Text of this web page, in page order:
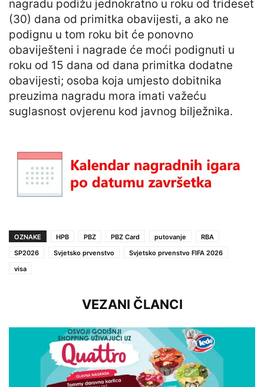
nagradu podižu jednokratno u roku od trideset
(30) dana od primitka obavijesti, a ako ne
podignu u tom roku bit će ponovno
obaviješteni i nagrade će moći podignuti u
roku od 15 dana od dana primitka dodatne
obavijesti; osoba koja umjesto dobitnika
preuzima nagradu mora imati važeću
suglasnost ovjerenu kod javnog bilježnika.
OZNAKE HPB PBZ PBZ Card putovanje
RBA
SP2026
Svjetsko prvenstvo
Svjetsko prvenstvo FIFA 2026
visa
VEZANI ČLANCI